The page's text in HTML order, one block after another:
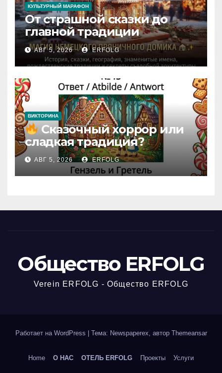
КУЛЬТУРНЫЙ МАРАФОН
От страшной сказки до
главной традиции
Рождества: секреты
немецкого пряничного
домика!
АВГ 5, 2026 ERFOLG
ВИКТОРИНА
Сказочный хоррор или
сладкая традиция?
Открываем секреты
вчерашней викторины!
АВГ 5, 2026 ERFOLG
Общество ERFOLG
Verein ERFOLG - Общество ERFOLG
Работает на WordPress Тема: Newspaperex, автор Themeansar
Home О НАС ОТЕЛЬ ERFOLG Проекты Услуги